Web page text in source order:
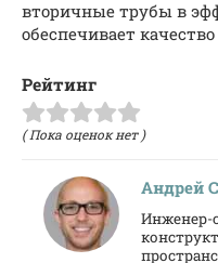
вторичные трубы в
обеспечивает
Рейтинг
( Пока оценок нет )
Андрей
Инженер-